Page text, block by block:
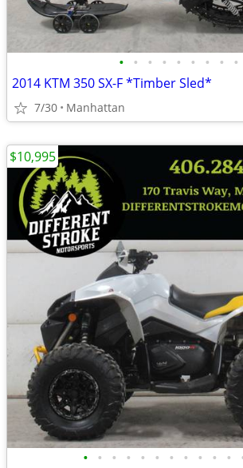
• • • • • • • • •
2014 KTM 350 SX-F *Timber Sled*
7/30 Manhattan
• • • • • • • • • • •
$10,995